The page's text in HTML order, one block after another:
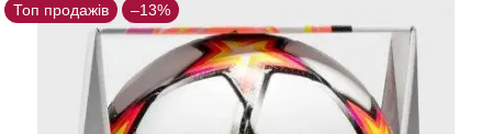
Топ продажів –13%